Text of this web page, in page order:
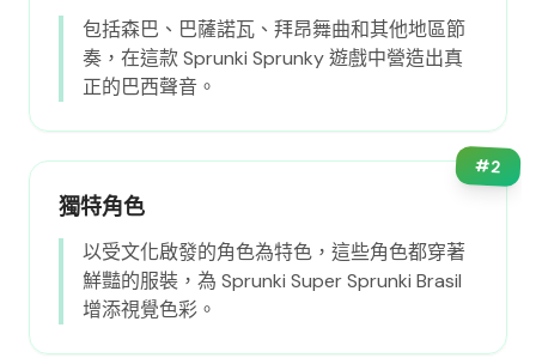
包括森巴、巴薩諾瓦、拜昂舞曲和其他地區節
奏，在這款 Sprunki Sprunky 遊戲中營造出真
正的巴西聲音。
#2
獨特角色
以受文化啟發的角色為特色，這些角色都穿著
鮮豔的服裝，為 Sprunki Super Sprunki Brasil
增添視覺色彩。